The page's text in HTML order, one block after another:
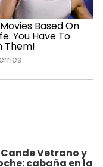
Vetrano y
cabaña en la